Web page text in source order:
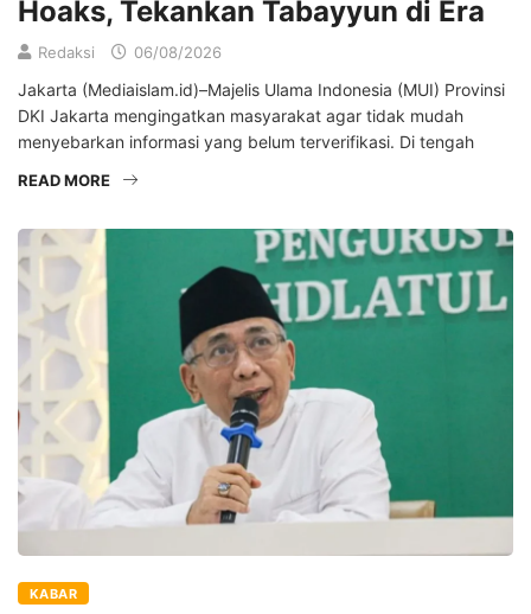
Hoaks, Tekankan Tabayyun di Era
Redaksi 06/08/2026
Jakarta (Mediaislam.id)–Majelis Ulama Indonesia (MUI) Provinsi
DKI Jakarta mengingatkan masyarakat agar tidak mudah
menyebarkan informasi yang belum terverifikasi. Di tengah
READ MORE
KABAR